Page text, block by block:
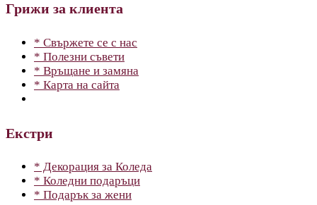
Грижи за клиента
* Свържете се с нас
* Полезни съвети
* Връщане и замяна
* Карта на сайта
Екстри
* Декорация за Коледа
* Коледни подаръци
* Подарък за жени